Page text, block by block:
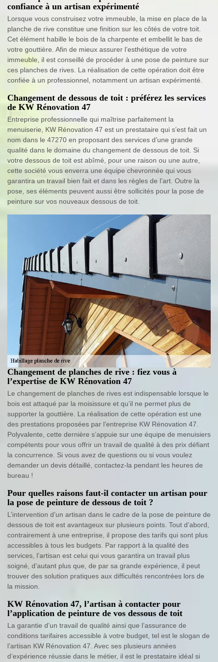
confiance à un artisan expérimenté
Lorsque vous construisez votre immeuble, la mise en place de la
planche de rive constitue une finition sur les côtés de votre toit.
Cet élément habille le bois de la charpente et embellit le bas de
votre gouttière. Afin de mieux assurer l’esthétique de votre
immeuble, il est conseillé de procéder à une pose de peinture sur
ces planches de rives. La réalisation de cette opération doit être
confiée à un professionnel, notamment un artisan expérimenté.
Changement de dessous de toit : préférez les services
de KW Rénovation 47
Entreprise professionnelle qui maîtrise parfaitement la
menuiserie, KW Rénovation 47 est un prestataire qui s’est fait un
nom dans le 47270 en proposant des services d’une grande
qualité dans le domaine du changement de dessous de toit. Si
votre dessous de toit est abîmé, pour une raison ou une autre,
cette société vous enverra une équipe chevronnée qui vous
garantira un travail bien fait et dans les règles de l’art. Outre la
pose, ses éléments peuvent aussi être sollicités pour la pose de
peinture sur vos nouveaux dessous de toit.
Changement de planches de rive : fiez vous à
l’expertise de KW Rénovation 47
Le changement de planches de rives est indispensable lorsque le
bois est attaqué par la moisissure et qu’il ne permet plus de
supporter la gouttière. La réalisation de cette opération est une
des prestations proposées par l’entreprise KW Rénovation 47.
Polyvalente, cette dernière s’appuie sur une équipe de menuisiers
compétents pour vous offrir un travail de qualité à des prix défiant
la concurrence. Si vous avez de questions ou si vous voulez
demander un devis détaillé, contactez-la pendant les heures de
bureau !
Pour quelles raisons faut-il contacter un artisan pour
la pose de peinture de dessous de toit ?
L’intervention d’un artisan dans le cadre de la pose de peinture de
dessous de toit est avantageux sur plusieurs points. Tout d’abord,
contrairement à une entreprise, il propose des tarifs qui sont plus
accessibles à tous les budgets. Par rapport à la qualité des
services, l’artisan est celui qui vous garantira un travail plus
soigné, d’autant plus que, de par sa grande expérience, il peut
trouver des solution pratiques aux difficultés rencontrées lors de
la mission.
KW Rénovation 47, l’artisan à contacter pour
l’application de peinture de vos dessous de toit
La garantie d’un travail de qualité ainsi que l’assurance de
conditions tarifaires accessible à votre budget, tel est le slogan de
l’artisan KW Rénovation 47. Avec ses plusieurs années
d’expérience réussie dans le métier, il est le prestataire idéal si